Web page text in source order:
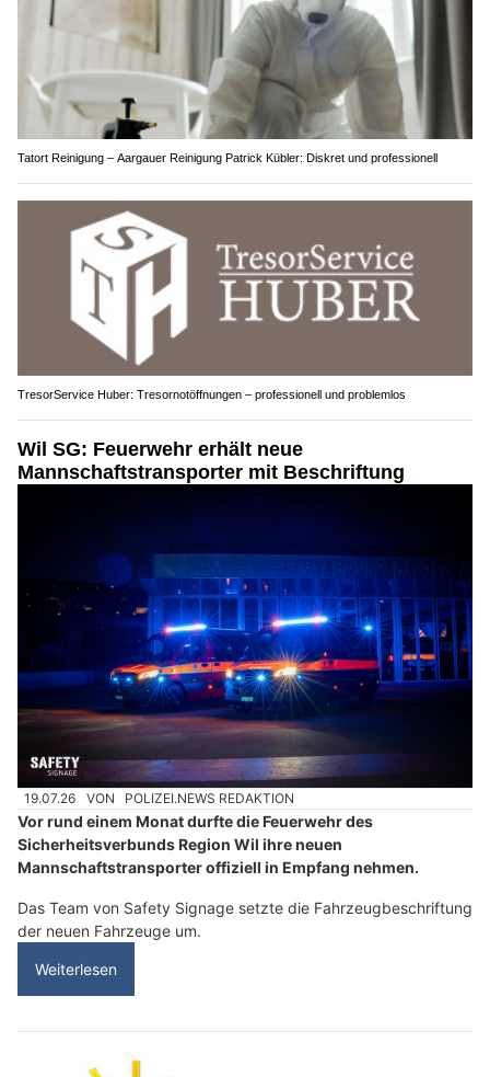
Tatort Reinigung – Aargauer Reinigung Patrick Kübler: Diskret und professionell
TresorService Huber: Tresornotöffnungen – professionell und problemlos
Wil SG: Feuerwehr erhält neue
Mannschaftstransporter mit Beschriftung
19.07.26 VON POLIZEI.NEWS REDAKTION
Vor rund einem Monat durfte die Feuerwehr des
Sicherheitsverbunds Region Wil ihre neuen
Mannschaftstransporter offiziell in Empfang nehmen.
Das Team von Safety Signage setzte die Fahrzeugbeschriftung
der neuen Fahrzeuge um.
Weiterlesen